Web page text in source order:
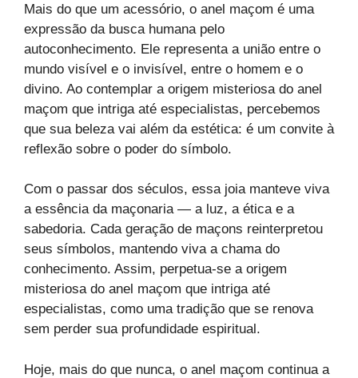
Mais do que um acessório, o anel maçom é uma
expressão da busca humana pelo
autoconhecimento. Ele representa a união entre o
mundo visível e o invisível, entre o homem e o
divino. Ao contemplar a origem misteriosa do anel
maçom que intriga até especialistas, percebemos
que sua beleza vai além da estética: é um convite à
reflexão sobre o poder do símbolo.
Com o passar dos séculos, essa joia manteve viva
a essência da maçonaria — a luz, a ética e a
sabedoria. Cada geração de maçons reinterpretou
seus símbolos, mantendo viva a chama do
conhecimento. Assim, perpetua-se a origem
misteriosa do anel maçom que intriga até
especialistas, como uma tradição que se renova
sem perder sua profundidade espiritual.
Hoje, mais do que nunca, o anel maçom continua a